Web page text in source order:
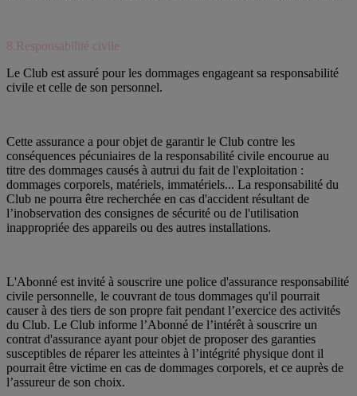
8.Responsabilité civile
Le Club est assuré pour les dommages engageant sa responsabilité
civile et celle de son personnel.
Cette assurance a pour objet de garantir le Club contre les
conséquences pécuniaires de la responsabilité civile encourue au
titre des dommages causés à autrui du fait de l'exploitation :
dommages corporels, matériels, immatériels... La responsabilité du
Club ne pourra être recherchée en cas d'accident résultant de
l’inobservation des consignes de sécurité ou de l'utilisation
inappropriée des appareils ou des autres installations.
L'Abonné est invité à souscrire une police d'assurance responsabilité
civile personnelle, le couvrant de tous dommages qu'il pourrait
causer à des tiers de son propre fait pendant l’exercice des activités
du Club. Le Club informe l’Abonné de l’intérêt à souscrire un
contrat d'assurance ayant pour objet de proposer des garanties
susceptibles de réparer les atteintes à l’intégrité physique dont il
pourrait être victime en cas de dommages corporels, et ce auprès de
l’assureur de son choix.